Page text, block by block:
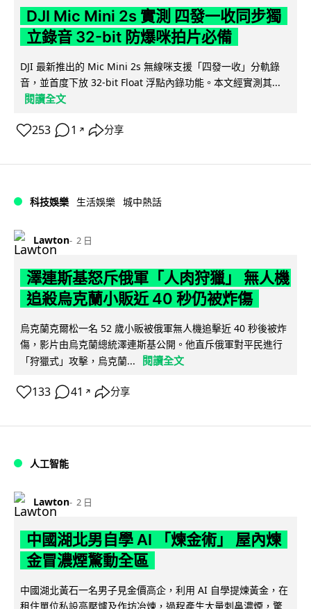
DJI Mic Mini 2s 實測 四發一收同步獨
立錄音 32-bit 防爆咪拍片必備
DJI 最新推出的 Mic Mini 2s 無線咪支援「四發一收」分軌錄
音，並首度下放 32-bit Float 浮點內錄功能。本文經實測其...
閱讀全文
253 1 ↗ 分享
科技娛樂 生活娛樂 城中熱話
Lawton 2 日
澤連斯基怒斥俄軍「人肉狩獵」 無人機
追殺烏克蘭小販近 40 秒仍被炸傷
烏克蘭克爾松一名 52 歲小販被俄軍無人機追擊近 40 秒後被炸
傷，影片由烏克蘭總統澤連斯基公開。他直斥俄軍對平民進行
「狩獵式」攻擊，烏克蘭...
閱讀全文
133 41 ↗ 分享
人工智能
Lawton 2 日
中國湖北男自學 AI 「煉金術」 屋內煉
金冒濃煙驚動全區
中國湖北黃石一名男子見金價高企，利用 AI 自學提煉黃金，在
租住單位私設高壓爐及作坊冶煉，過程產生大量刺鼻濃煙，驚